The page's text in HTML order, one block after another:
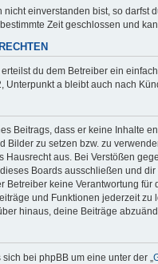
einverstanden bist, so
Zeit geschlossen und
du dem Betreiber ein
Unterpunkt a bleibt auch nach
Beitrags, dass er keine Inhalte
Bilder zu setzen bzw. zu
Hausrecht aus. Bei Verstößen
Boards ausschließen und
Betreiber keine Verantwortung
und Funktionen jederzeit zu
hinaus, deine Beiträge
bei phpBB um eine unter der „